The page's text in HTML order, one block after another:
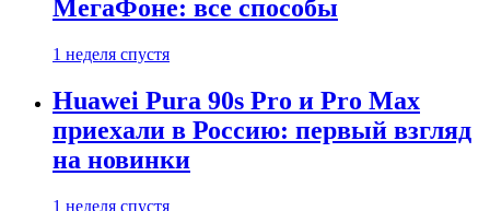
МегаФоне: все способы
1 неделя спустя
Huawei Pura 90s Pro и Pro Max
приехали в Россию: первый взгляд
на новинки
1 неделя спустя